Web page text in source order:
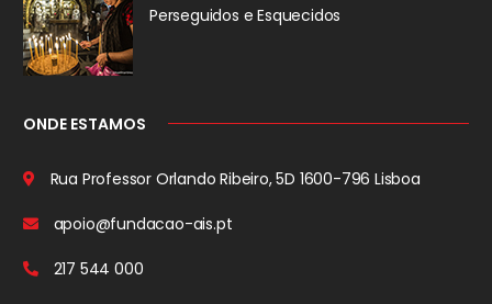
Perseguidos e Esquecidos
ONDE ESTAMOS
Rua Professor Orlando Ribeiro, 5D 1600-796 Lisboa
apoio@fundacao-ais.pt
217 544 000